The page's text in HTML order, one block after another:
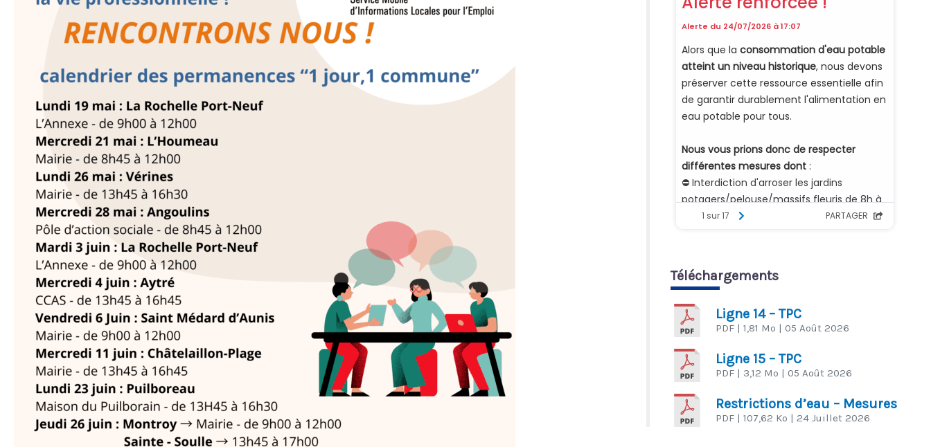
Téléchargements
Ligne 14 – TPC
PDF| 1,81 Mo | 05 Août 2026
Ligne 15 – TPC
PDF| 3,12 Mo | 05 Août 2026
Restrictions d’eau – Mesures
PDF| 107,62 Ko | 24 Juillet 2026